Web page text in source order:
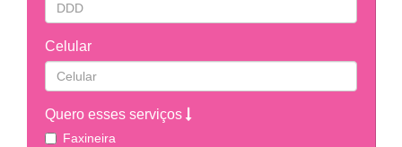
Celular
Quero esses serviços
Faxineira